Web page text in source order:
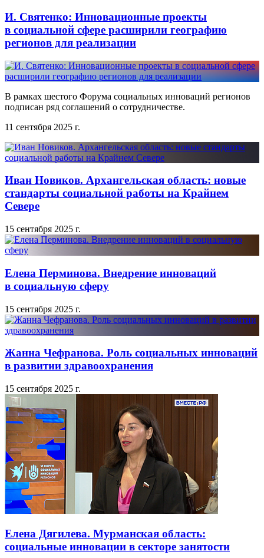
И. Святенко: Инновационные проекты
в социальной сфере расширили географию
регионов для реализации
В рамках шестого Форума социальных инноваций регионов
подписан ряд соглашений о сотрудничестве.
11 сентября 2025 г.
Иван Новиков. Архангельская область: новые
стандарты социальной работы на Крайнем
Севере
15 сентября 2025 г.
Елена Перминова. Внедрение инноваций
в социальную сферу
15 сентября 2025 г.
Жанна Чефранова. Роль социальных инноваций
в развитии здравоохранения
15 сентября 2025 г.
Елена Дягилева. Мурманская область:
социальные инновации в секторе занятости